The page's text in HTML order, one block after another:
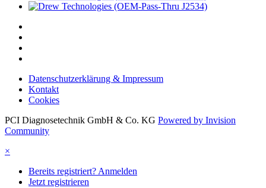
Datenschutzerklärung & Impressum
Kontakt
Cookies
PCI Diagnosetechnik GmbH & Co. KG Powered by Invision
Community
×
Bereits registriert? Anmelden
Jetzt registrieren